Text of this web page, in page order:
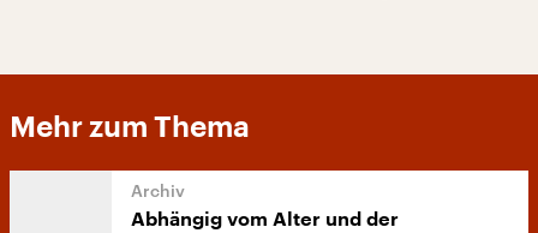
Mehr zum Thema
Abhängig vom Alter und der